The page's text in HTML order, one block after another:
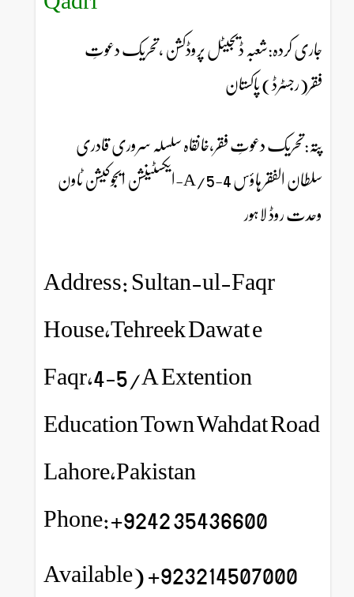
جاری کردہ:شعبہ ڈیجیٹل پروڈکشن ،تحریک دعوتِ
فقر(رجسٹرڈ) پاکستان
پتہ:تحریک دعوتِ فقر،خانقاہ سلسلہ سروری قادری
سلطان الفقر ہاؤس 4-5/A-ایکسٹینشن ایجوکیشن ٹاون
وحدت روڈ لاہور
Address: Sultan-ul-Faqr
House,Tehreek Dawat e
Faqr,4-5/A Extention
Education Town Wahdat Road
Lahore,Pakistan
Phone:+9242 35436600
923214507000+ (Available